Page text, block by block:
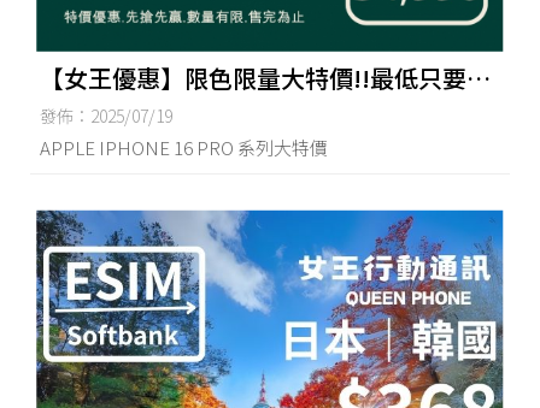
【女王優惠】限色限量大特價!!最低只要
$34990
發佈：2025/07/19
APPLE IPHONE 16 PRO 系列大特價